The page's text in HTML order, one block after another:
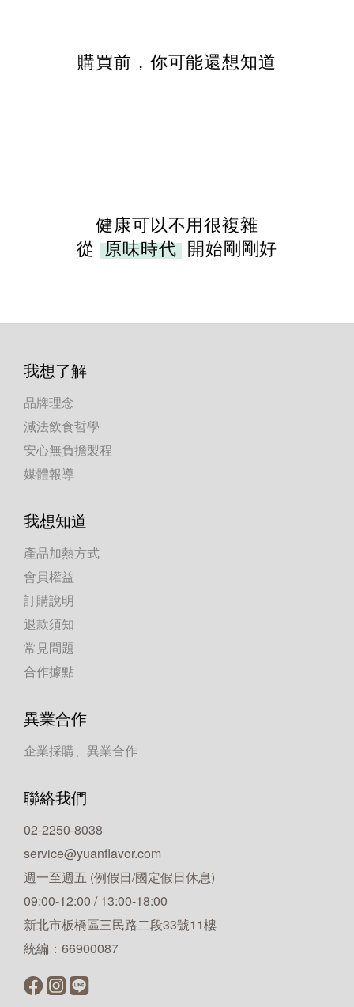
購買前，你可能還想知道
健康可以不用很複雜
從原味時代 開始剛剛好
我想了解
品牌理念
減法飲食哲學
安心無負擔製程
媒體報導
我想知道
產品加熱方式
會員權益
訂購說明
退款須知
常見問題
合作據點
異業合作
企業採購、異業合作
聯絡我們
02-2250-8038
service@yuanflavor.com
週一至週五 (例假日/國定假日休息)
09:00-12:00 / 13:00-18:00
新北市板橋區三民路二段33號11樓
統編：66900087